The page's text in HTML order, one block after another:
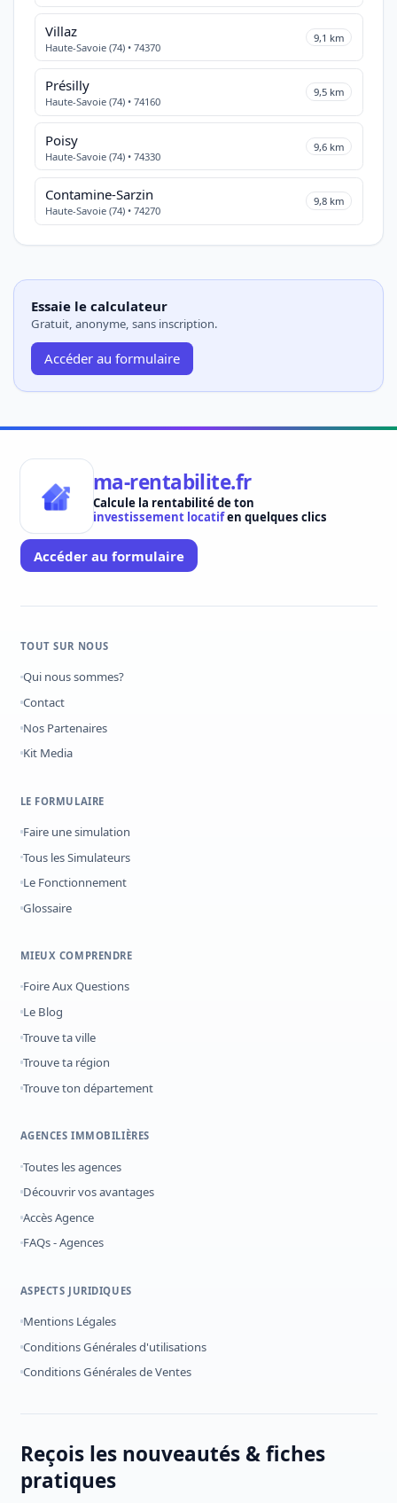
Villaz
Haute-Savoie (74) • 74370
9,1 km
Présilly
Haute-Savoie (74) • 74160
9,5 km
Poisy
Haute-Savoie (74) • 74330
9,6 km
Contamine-Sarzin
Haute-Savoie (74) • 74270
9,8 km
Essaie le calculateur
Gratuit, anonyme, sans inscription.
Accéder au formulaire
ma-rentabilite.fr
Calcule la rentabilité de ton
investissement locatifen quelques clics
Accéder au formulaire
TOUT SUR NOUS
Qui nous sommes?
Contact
Nos Partenaires
Kit Media
LE FORMULAIRE
Faire une simulation
Tous les Simulateurs
Le Fonctionnement
Glossaire
MIEUX COMPRENDRE
Foire Aux Questions
Le Blog
Trouve ta ville
Trouve ta région
Trouve ton département
AGENCES IMMOBILIÈRES
Toutes les agences
Découvrir vos avantages
Accès Agence
FAQs - Agences
ASPECTS JURIDIQUES
Mentions Légales
Conditions Générales d'utilisations
Conditions Générales de Ventes
Reçois les nouveautés & fiches
pratiques